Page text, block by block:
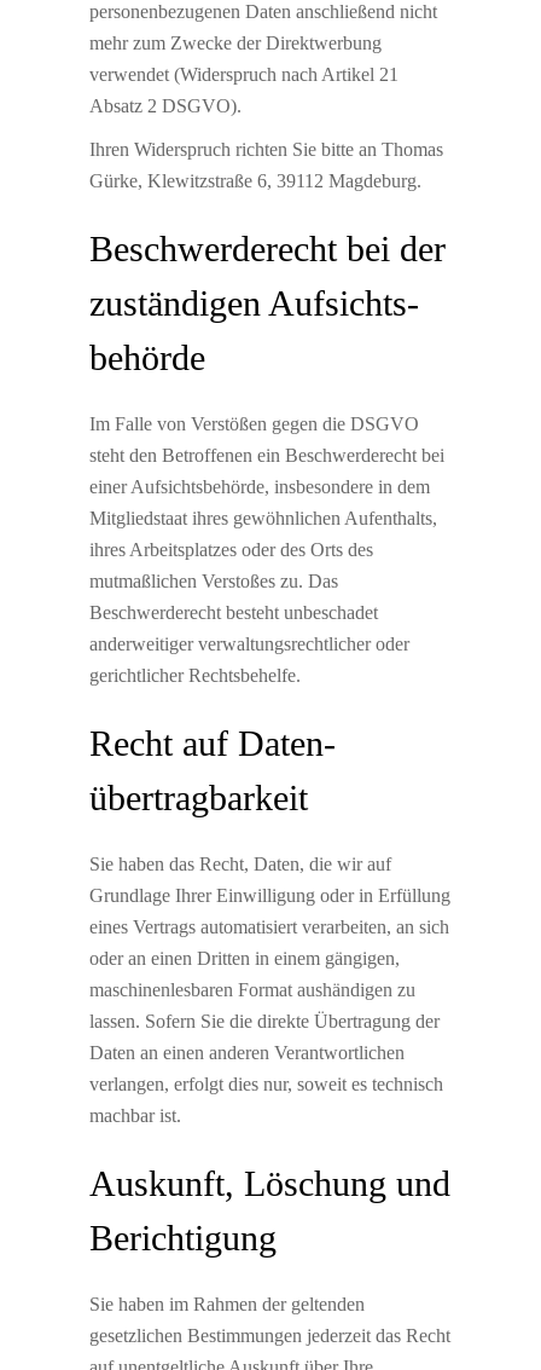
personenbezugenen Daten anschließend nicht
mehr zum Zwecke der Direktwerbung
verwendet (Widerspruch nach Artikel 21
Absatz 2 DSGVO).
Ihren Widerspruch richten Sie bitte an Thomas
Gürke, Klewitzstraße 6, 39112 Magdeburg.
Beschwerde­recht bei der
zuständigen Aufsichts­
behörde
Im Falle von Verstößen gegen die DSGVO
steht den Betroffenen ein Beschwerderecht bei
einer Aufsichtsbehörde, insbesondere in dem
Mitgliedstaat ihres gewöhnlichen Aufenthalts,
ihres Arbeitsplatzes oder des Orts des
mutmaßlichen Verstoßes zu. Das
Beschwerderecht besteht unbeschadet
anderweitiger verwaltungsrechtlicher oder
gerichtlicher Rechtsbehelfe.
Recht auf Daten­
übertrag­barkeit
Sie haben das Recht, Daten, die wir auf
Grundlage Ihrer Einwilligung oder in Erfüllung
eines Vertrags automatisiert verarbeiten, an sich
oder an einen Dritten in einem gängigen,
maschinenlesbaren Format aushändigen zu
lassen. Sofern Sie die direkte Übertragung der
Daten an einen anderen Verantwortlichen
verlangen, erfolgt dies nur, soweit es technisch
machbar ist.
Auskunft, Löschung und
Berichtigung
Sie haben im Rahmen der geltenden
gesetzlichen Bestimmungen jederzeit das Recht